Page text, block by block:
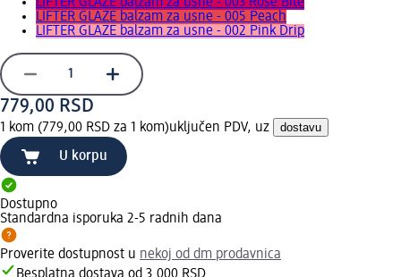
LIFTER GLAZE balzam za usne - 005 Peach
LIFTER GLAZE balzam za usne - 002 Pink Drip
779,00 RSD
1 kom (779,00 RSD za 1 kom)uključen PDV, uz dostavu
U korpu
Dostupno
Standardna isporuka 2-5 radnih dana
Proverite dostupnost u nekoj od dm prodavnica
Besplatna dostava od 3.000 RSD